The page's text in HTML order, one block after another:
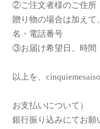
②ご注文者様のご住所
贈り物の場合は加え
名・電話番号
③お届け希望日、時間
以上を、
お支払いについて）
銀行振り込みにてお願